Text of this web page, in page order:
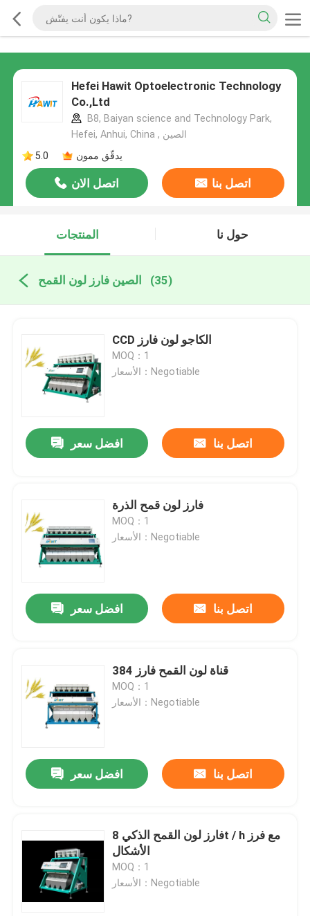
Hefei Hawit Optoelectronic Technology
Co.,Ltd
B8, Baiyan science and Technology Park,
Hefei, Anhui, China , الصين
5.0
يدقّق ممون
اتصل الان اتصل بنا
المنتجات حول نا
الصين فارز لون القمح (35)
CCD الكاجو لون فارز
MOQ：1
الأسعار：Negotiable
افضل سعر اتصل بنا
فارز لون قمح الذرة
MOQ：1
الأسعار：Negotiable
افضل سعر اتصل بنا
384 قناة لون القمح فارز
MOQ：1
الأسعار：Negotiable
افضل سعر اتصل بنا
فارز لون القمح الذكي 8t / h مع فرز
الأشكال
MOQ：1
الأسعار：Negotiable